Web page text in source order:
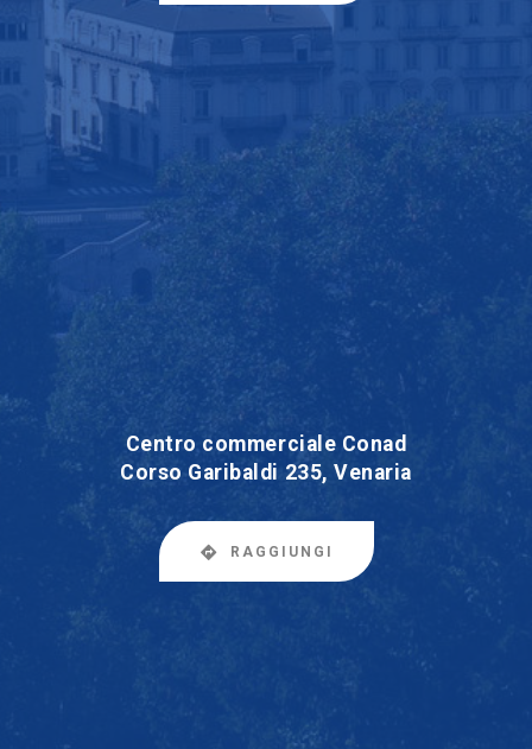
Centro commerciale Conad
Corso Garibaldi 235, Venaria
RAGGIUNGI